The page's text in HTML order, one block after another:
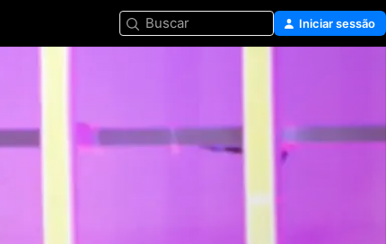
Buscar Iniciar sessão